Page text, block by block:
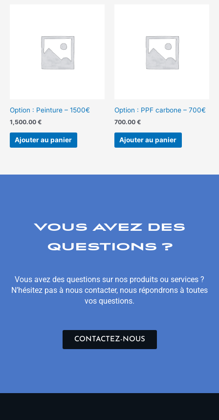
Option : Peinture – 1500€
1,500.00 €
Ajouter au panier
Option : PPF carbone – 700€
700.00 €
Ajouter au panier
VOUS AVEZ DES
QUESTIONS ?
Vous avez des questions sur nos produits ou services ?
N’hésitez pas à nous contacter, nous répondrons à toutes
vos questions.
CONTACTEZ-NOUS